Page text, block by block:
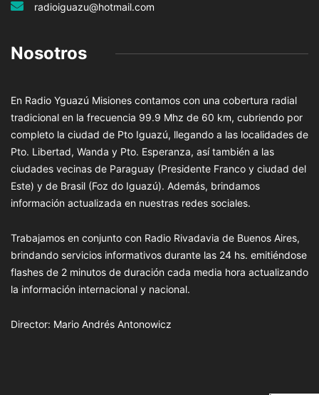
radioiguazu@hotmail.com
Nosotros
En Radio Yguazú Misiones contamos con una cobertura radial
tradicional en la frecuencia 99.9 Mhz de 60 km, cubriendo por
completo la ciudad de Pto Iguazú, llegando a las localidades de
Pto. Libertad, Wanda y Pto. Esperanza, así también a las
ciudades vecinas de Paraguay (Presidente Franco y ciudad del
Este) y de Brasil (Foz do Iguazú). Además, brindamos
información actualizada en nuestras redes sociales.
Trabajamos en conjunto con Radio Rivadavia de Buenos Aires,
brindando servicios informativos durante las 24 hs. emitiéndose
flashes de 2 minutos de duración cada media hora actualizando
la información internacional y nacional.
Director: Mario Andrés Antonowicz